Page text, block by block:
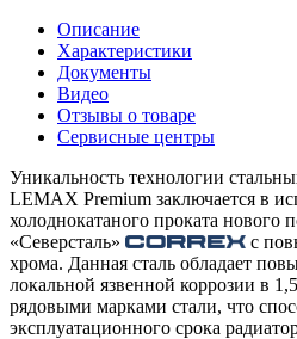
Описание
Характеристики
Документы
Видео
Отзывы о товаре
Сервисные центры
Уникальность технологии
LEMAX Premium заключается в
холоднокатаного проката нового
«Северсталь»
с
хрома. Данная сталь обладает
локальной язвенной коррозии в
рядовыми марками стали, что
эксплуатационного срока